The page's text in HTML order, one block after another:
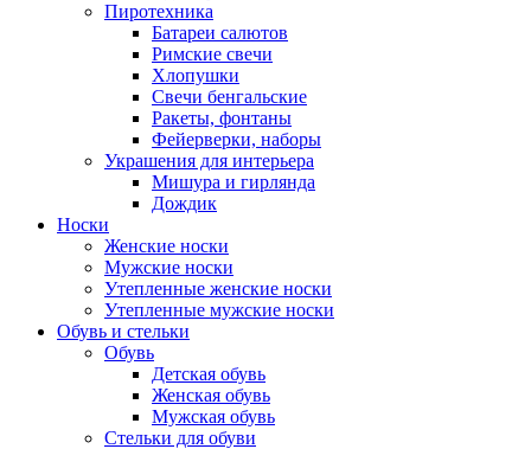
Пиротехника
Батареи салютов
Римские свечи
Хлопушки
Свечи бенгальские
Ракеты, фонтаны
Фейерверки, наборы
Украшения для интерьера
Мишура и гирлянда
Дождик
Носки
Женские носки
Мужские носки
Утепленные женские носки
Утепленные мужские носки
Обувь и стельки
Обувь
Детская обувь
Женская обувь
Мужская обувь
Стельки для обуви